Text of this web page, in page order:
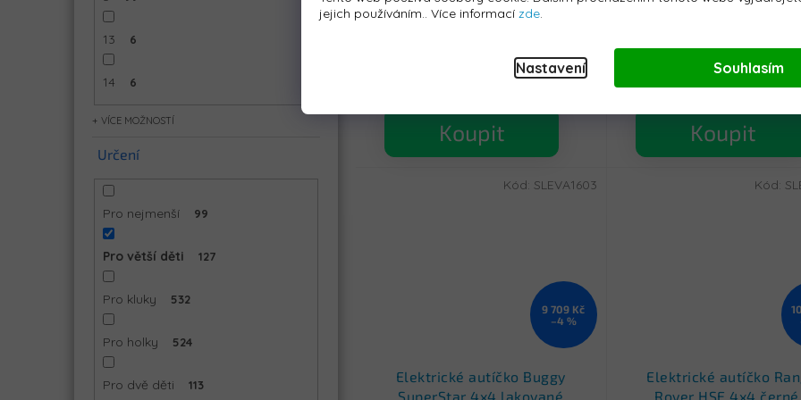
jejich používáním.. Více informací zde.
Nastavení Souhlasím
13 6
14 6
MOŽNOSTÍ
Určení
Pro nejmenší 99
Pro větší děti 127
Pro kluky 532
Pro holky 524
Pro dvě děti 113
4x200W | EVA | LED | 2,4Ghz |
Rozbaleno - S-KL808-GREEN
9 399 Kč
Koupit
10 779 Kč
Koupit
9 709 Kč
–4 %
Elektrické autíčko Buggy
SuperStar 4x4 lakované
Kód: SLEVA1603
Elektrické autíčko
Rover HSE 4x4
Kód: